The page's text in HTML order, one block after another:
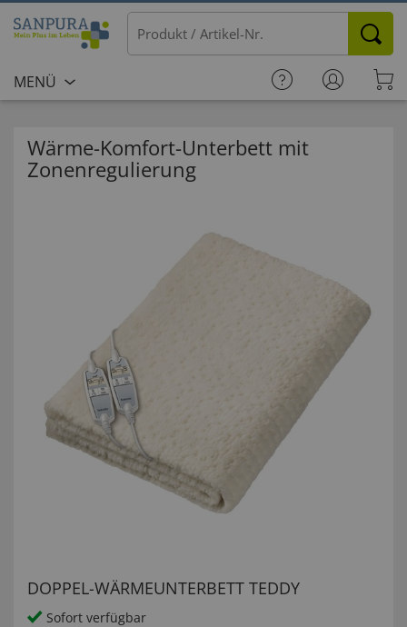
MENÜ
Wärme-Komfort-Unterbett mit
Zonenregulierung
DOPPEL-WÄRMEUNTERBETT TEDDY
Sofort verfügbar